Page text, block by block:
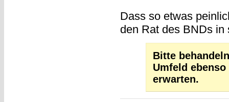
Dass so etwas
den Rat des BNDs in
Bitte
Umfeld
erwarten.